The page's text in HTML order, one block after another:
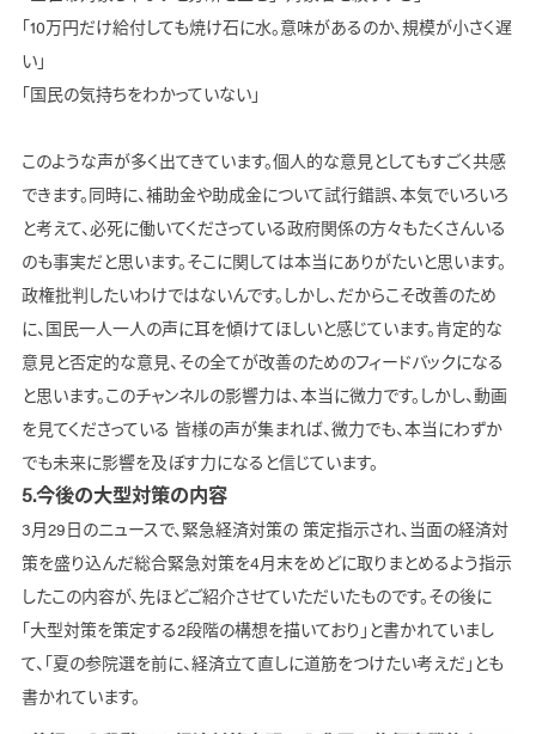
「10万円だけ給付しても焼け石に水。意味があるのか、規模が小さく遅
い」
「国民の気持ちをわかっていない」
このような声が多く出てきています。個人的な意見としてもすごく共感
できます。同時に、補助金や助成金について試行錯誤、本気でいろいろ
と考えて、必死に働いてくださっている政府関係の方々もたくさんいる
のも事実だと思います。そこに関しては本当にありがたいと思います。
政権批判したいわけではないんです。しかし、だからこそ改善のため
に、国民一人一人の声に耳を傾けてほしいと感じています。肯定的な
意見と否定的な意見、その全てが改善のためのフィードバックになる
と思います。このチャンネルの影響力は、本当に微力です。しかし、動画
を見てくださっている 皆様の声が集まれば、微力でも、本当にわずか
でも未来に影響を及ぼす力になると信じています。
5.今後の大型対策の内容
3月29日のニュースで、緊急経済対策の 策定指示され、当面の経済対
策を盛り込んだ総合緊急対策を4月末をめどに取りまとめるよう指示
したこの内容が、先ほどご紹介させていただいたものです。その後に
「大型対策を策定する2段階の構想を描いており」と書かれていまし
て、「夏の参院選を前に、経済立て直しに道筋をつけたい考えだ」とも
書かれています。